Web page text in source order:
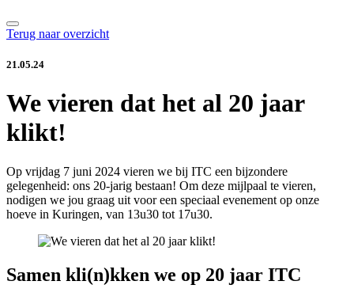
Terug naar overzicht
21.05.24
We vieren dat het al 20 jaar
klikt!
Op vrijdag 7 juni 2024 vieren we bij ITC een bijzondere
gelegenheid: ons 20-jarig bestaan! Om deze mijlpaal te vieren,
nodigen we jou graag uit voor een speciaal evenement op onze
hoeve in Kuringen, van 13u30 tot 17u30.
Samen kli(n)kken we op 20 jaar ITC